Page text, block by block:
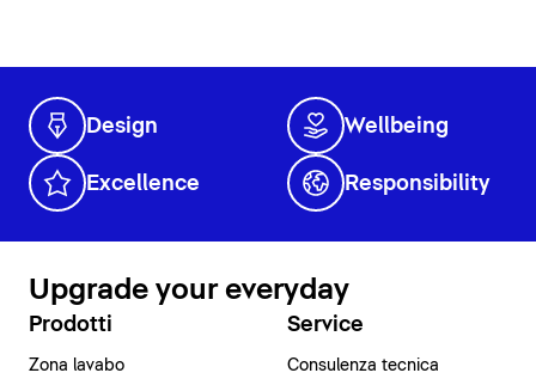
Design Wellbeing
Excellence Responsibility
Upgrade your everyday
Prodotti
Zona lavabo
Service
Consulenza tecnica